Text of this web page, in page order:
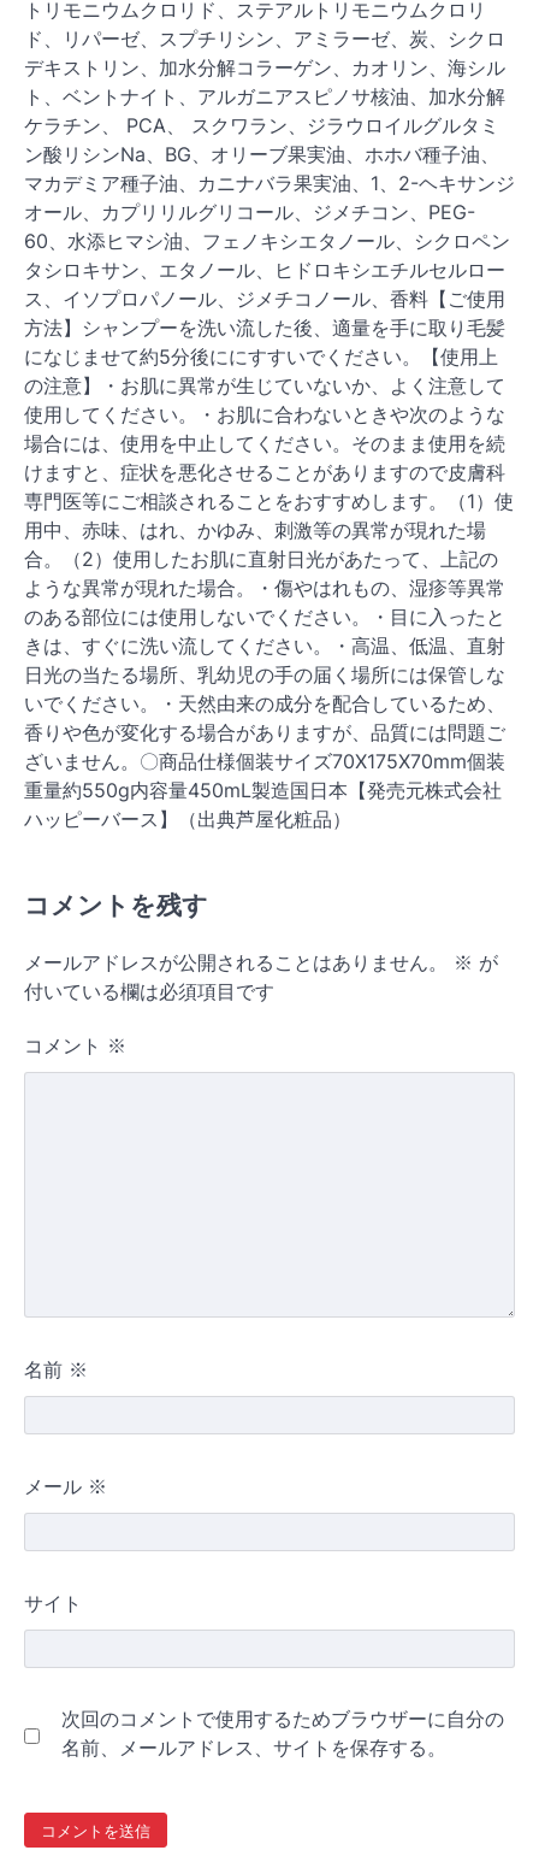
トリモニウムクロリド、ステアルトリモニウムクロリ
ド、リパーゼ、スプチリシン、アミラーゼ、炭、シクロ
デキストリン、加水分解コラーゲン、カオリン、海シル
ト、ベントナイト、アルガニアスピノサ核油、加水分解
ケラチン、 PCA、 スクワラン、ジラウロイルグルタミ
ン酸リシンNa、BG、オリーブ果実油、ホホバ種子油、
マカデミア種子油、カニナバラ果実油、1、2-ヘキサンジ
オール、カプリリルグリコール、ジメチコン、PEG-
60、水添ヒマシ油、フェノキシエタノール、シクロペン
タシロキサン、エタノール、ヒドロキシエチルセルロー
ス、イソプロパノール、ジメチコノール、香料【ご使用
方法】シャンプーを洗い流した後、適量を手に取り毛髪
になじませて約5分後ににすすいでください。【使用上
の注意】・お肌に異常が生じていないか、よく注意して
使用してください。・お肌に合わないときや次のような
場合には、使用を中止してください。そのまま使用を続
けますと、症状を悪化させることがありますので皮膚科
専門医等にご相談されることをおすすめします。（1）使
用中、赤味、はれ、かゆみ、刺激等の異常が現れた場
合。（2）使用したお肌に直射日光があたって、上記の
ような異常が現れた場合。・傷やはれもの、湿疹等異常
のある部位には使用しないでください。・目に入ったと
きは、すぐに洗い流してください。・高温、低温、直射
日光の当たる場所、乳幼児の手の届く場所には保管しな
いでください。・天然由来の成分を配合しているため、
香りや色が変化する場合がありますが、品質には問題ご
ざいません。〇商品仕様個装サイズ70X175X70mm個装
重量約550g内容量450mL製造国日本【発売元株式会社
ハッピーバース】（出典芦屋化粧品）
コメントを残す
メールアドレスが公開されることはありません。 ※ が
付いている欄は必須項目です
コメント ※
名前 ※
メール ※
サイト
次回のコメントで使用するためブラウザーに自分の
名前、メールアドレス、サイトを保存する。